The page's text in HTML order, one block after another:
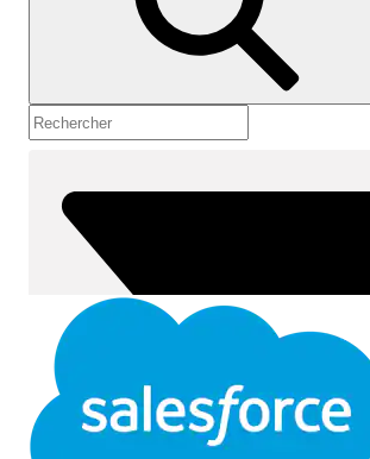
Afficher la table des
matières
Table des matières